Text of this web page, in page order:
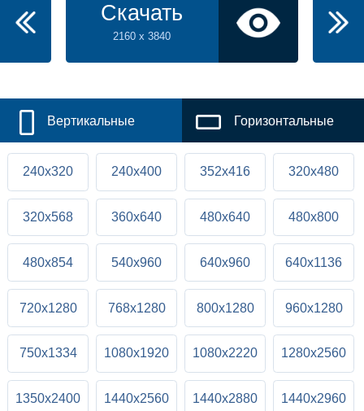
Скачать
2160 x 3840
Вертикальные Горизонтальные
240x320 240x400 352x416 320x480
320x568 360x640 480x640 480x800
480x854 540x960 640x960 640x1136
720x1280 768x1280 800x1280 960x1280
750x1334 1080x1920 1080x2220 1280x2560
1350x2400 1440x2560 1440x2880 1440x2960